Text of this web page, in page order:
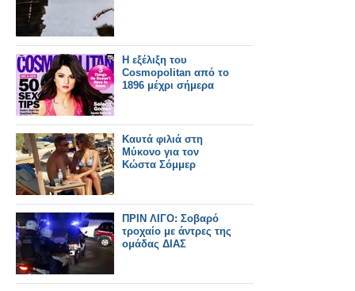
Η εξέλιξη του
Cosmopolitan από το
1896 μέχρι σήμερα
Καυτά φιλιά στη
Μύκονο για τον
Κώστα Σόμμερ
ΠΡΙΝ ΛΙΓΟ: Σοβαρό
τροχαίο με άντρες της
ομάδας ΔΙΑΣ